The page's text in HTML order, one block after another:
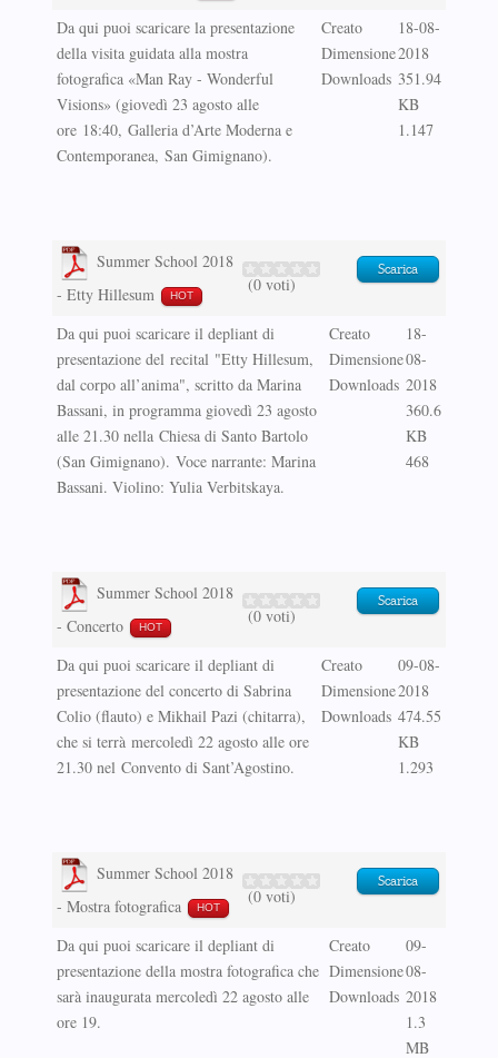
Da qui puoi scaricare la presentazione
della visita guidata alla mostra
fotografica «Man Ray - Wonderful
Visions» (giovedì 23 agosto alle
ore 18:40, Galleria d’Arte Moderna e
Contemporanea, San Gimignano).
Creato
Dimensione
Downloads
18-08-
2018
351.94
KB
1.147
Summer School 2018
- Etty Hillesum
HOT
(0 voti)
Scarica
Da qui puoi scaricare il depliant di
presentazione del recital "Etty Hillesum,
dal corpo all’anima", scritto da Marina
Bassani, in programma giovedì 23 agosto
alle 21.30 nella Chiesa di Santo Bartolo
(San Gimignano). Voce narrante: Marina
Bassani. Violino: Yulia Verbitskaya.
Creato
Dimensione
Downloads
18-
08-
2018
360.6
KB
468
Summer School 2018
- Concerto
HOT
(0 voti)
Scarica
Da qui puoi scaricare il depliant di
presentazione del concerto di Sabrina
Colio (flauto) e Mikhail Pazi (chitarra),
che si terrà mercoledì 22 agosto alle ore
21.30 nel Convento di Sant’Agostino.
Creato
Dimensione
Downloads
09-08-
2018
474.55
KB
1.293
Summer School 2018
- Mostra fotografica
HOT
(0 voti)
Scarica
Da qui puoi scaricare il depliant di
presentazione della mostra fotografica che
sarà inaugurata mercoledì 22 agosto alle
ore 19.
Creato
Dimensione
Downloads
09-
08-
2018
1.3
MB